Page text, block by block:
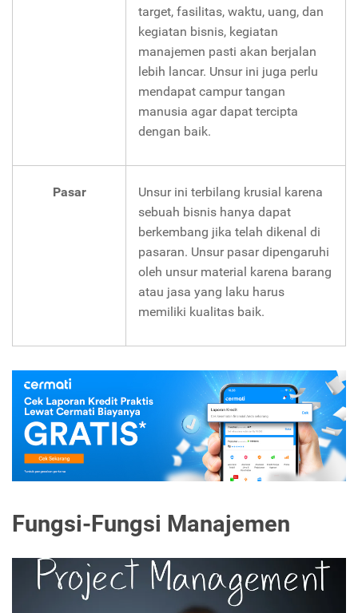
target, fasilitas, waktu, uang, dan
kegiatan bisnis, kegiatan
manajemen pasti akan berjalan
lebih lancar. Unsur ini juga perlu
mendapat campur tangan
manusia agar dapat tercipta
dengan baik.
Pasar
Unsur ini terbilang krusial karena
sebuah bisnis hanya dapat
berkembang jika telah dikenal di
pasaran. Unsur pasar dipengaruhi
oleh unsur material karena barang
atau jasa yang laku harus
memiliki kualitas baik.
Fungsi-Fungsi Manajemen